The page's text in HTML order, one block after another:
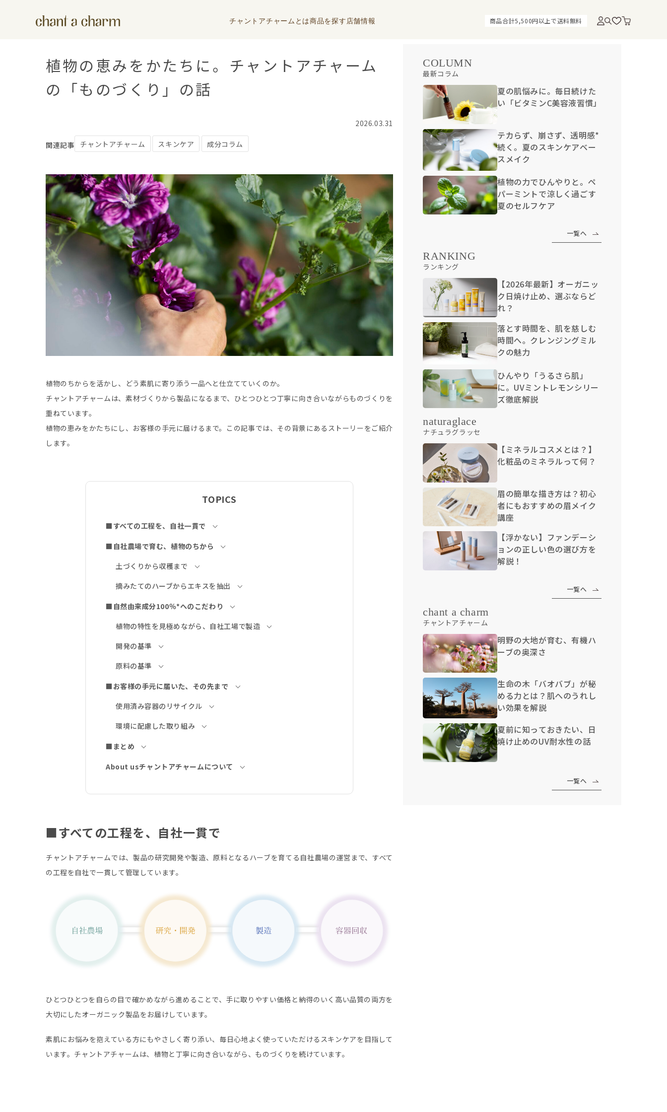
チャントアチャームとは商品を探す 店舗情報 商品合計5,500円以上で送料無料
植物の恵みをかたちに。チャントアチャーム
の「ものづくり」の話
2026.03.31
関連記事 チャントアチャーム スキンケア 成分コラム
植物のちからを活かし、どう素肌に寄り添う一品へと仕立てていくのか。
チャントアチャームは、素材づくりから製品になるまで、ひとつひとつ丁寧に向き合いながらものづくりを
重ねています。
植物の恵みをかたちにし、お客様の手元に届けるまで。この記事では、その背景にあるストーリーをご紹介
します。
TOPICS
■すべての工程を、自社一貫で
■自社農場で育む、植物のちから
土づくりから収穫まで
摘みたてのハーブからエキスを抽出
■自然由来成分100％*へのこだわり
植物の特性を見極めながら、自社工場で製造
開発の基準
原料の基準
■お客様の手元に届いた、その先まで
使用済み容器のリサイクル
環境に配慮した取り組み
■まとめ
About usチャントアチャームについて
■すべての工程を、自社一貫で
チャントアチャームでは、製品の研究開発や製造、原料となるハーブを育てる自社農場の運営まで、すべて
の工程を自社で一貫して管理しています。
ひとつひとつを自らの目で確かめながら進めることで、手に取りやすい価格と納得のいく高い品質の両方を
大切にしたオーガニック製品をお届けしています。
素肌にお悩みを抱えている方にもやさしく寄り添い、毎日心地よく使っていただけるスキンケアを目指して
います。チャントアチャームは、植物と丁寧に向き合いながら、ものづくりを続けています。
COLUMN
最新コラム
夏の肌悩みに。毎日続けた
い「ビタミンC美容液習慣」
テカらず、崩さず、透明感*
続く。夏のスキンケアベー
スメイク
植物の力でひんやりと。ペ
パーミントで涼しく過ごす
夏のセルフケア
一覧へ
RANKING
ランキング
【2026年最新】オーガニッ
ク日焼け止め、選ぶならど
れ？
落とす時間を、肌を慈しむ
時間へ。クレンジングミル
クの魅力
ひんやり「うるさら肌」
に。UVミントレモンシリー
ズ徹底解説
naturaglace
ナチュラグラッセ
【ミネラルコスメとは？】
化粧品のミネラルって何？
眉の簡単な描き方は？初心
者にもおすすめの眉メイク
講座
【浮かない】ファンデーシ
ョンの正しい色の選び方を
解説！
一覧へ
chant a charm
チャントアチャーム
明野の大地が育む、有機ハ
ーブの奥深さ
生命の木「バオバブ」が秘
める力とは？肌へのうれし
い効果を解説
夏前に知っておきたい、日
焼け止めのUV耐水性の話
一覧へ